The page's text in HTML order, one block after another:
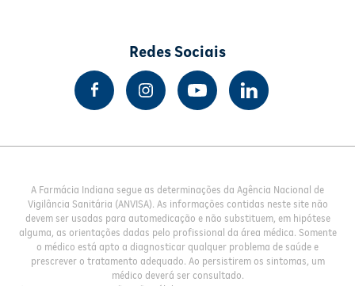
Redes Sociais
A Farmácia Indiana segue as determinações da Agência Nacional de
Vigilância Sanitária (ANVISA). As informações contidas neste site não
devem ser usadas para automedicação e não substituem, em hipótese
alguma, as orientações dadas pelo profissional da área médica. Somente
o médico está apto a diagnosticar qualquer problema de saúde e
prescrever o tratamento adequado. Ao persistirem os sintomas, um
médico deverá ser consultado.